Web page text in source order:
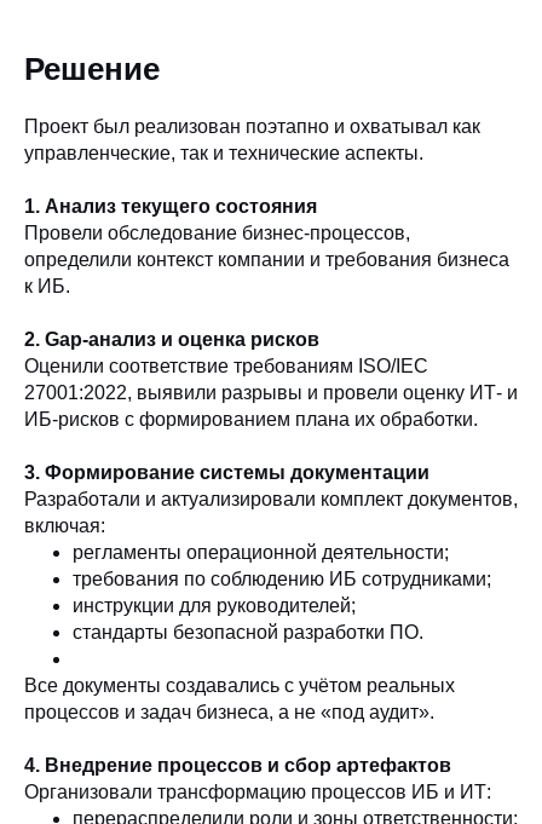
Решение
Проект был реализован поэтапно и охватывал как
управленческие, так и технические аспекты.
1. Анализ текущего состояния
Провели обследование бизнес-процессов,
определили контекст компании и требования бизнеса
к ИБ.
2. Gap-анализ и оценка рисков
Оценили соответствие требованиям ISO/IEC
27001:2022, выявили разрывы и провели оценку ИТ- и
ИБ-рисков с формированием плана их обработки.
3. Формирование системы документации
Разработали и актуализировали комплект документов,
включая:
регламенты операционной деятельности;
требования по соблюдению ИБ сотрудниками;
инструкции для руководителей;
стандарты безопасной разработки ПО.
Все документы создавались с учётом реальных
процессов и задач бизнеса, а не «под аудит».
4. Внедрение процессов и сбор артефактов
Организовали трансформацию процессов ИБ и ИТ:
перераспределили роли и зоны ответственности;